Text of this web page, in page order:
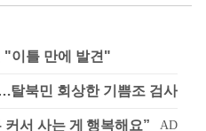
"이틀 만에 발견"
탈북민 회상한 기쁨조 검사